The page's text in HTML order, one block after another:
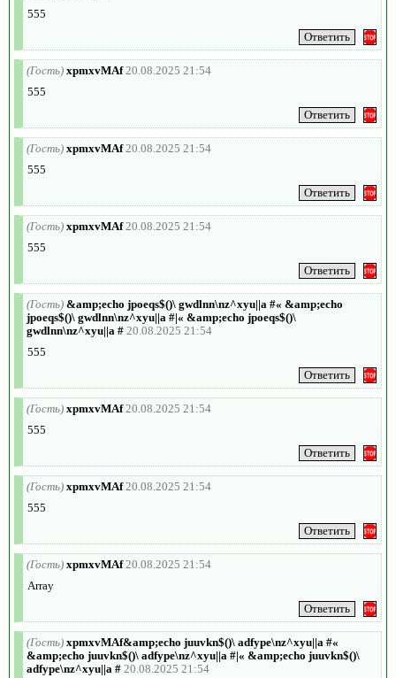
555
(Гость) xpmxvMAf 20.08.2025 21:54
555
(Гость) xpmxvMAf 20.08.2025 21:54
555
(Гость) xpmxvMAf 20.08.2025 21:54
555
(Гость) &amp;echo jpoeqs$()\ gwdlnn\nz^xyu||a #« &amp;echo
jpoeqs$()\ gwdlnn\nz^xyu||a #|« &amp;echo jpoeqs$()\
gwdlnn\nz^xyu||a # 20.08.2025 21:54
555
(Гость) xpmxvMAf 20.08.2025 21:54
555
(Гость) xpmxvMAf 20.08.2025 21:54
555
(Гость) xpmxvMAf 20.08.2025 21:54
Array
(Гость) xpmxvMAf&amp;echo juuvkn$()\ adfype\nz^xyu||a #«
&amp;echo juuvkn$()\ adfype\nz^xyu||a #|« &amp;echo juuvkn$()\
adfype\nz^xyu||a # 20.08.2025 21:54